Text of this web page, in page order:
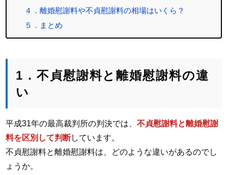
４．離婚慰謝料や不貞慰謝料の相場はいくら？
５．まとめ
1．不貞慰謝料と離婚慰謝料の違
い
平成31年の最高裁判所の判決では、不貞慰謝料と離婚慰謝
料を区別して判断しています。
不貞慰謝料と離婚慰謝料は、どのような違いがあるのでし
ょうか。